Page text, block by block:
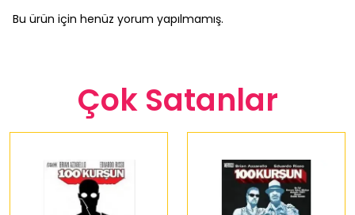
Bu ürün için henüz yorum yapılmamış.
Çok Satanlar